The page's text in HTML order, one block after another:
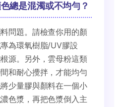
總是混濁或不均勻？
問題。請檢查你用的顏
為環氧樹脂/UV膠設
源。另外，雲母粉這類
和耐心攪拌，才能均勻
少量膠與顏料在一個小
色漿，再把色漿倒入主